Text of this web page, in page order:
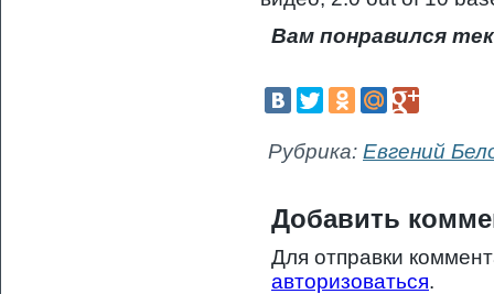
Вам понравился
Рубрика: Евгений
Добавить
Для отправки
авторизоваться.